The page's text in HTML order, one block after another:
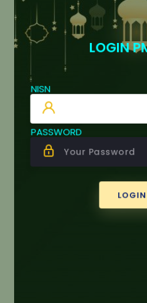
LOGIN
NISN
PASSWORD
LOGIN